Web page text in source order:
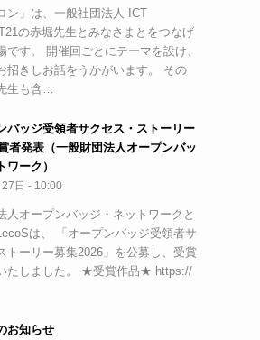
ン」は、一般社団法人 ICT
の赤堀先生とみなさまとをつなげ
です。 開催回ごとにテーマを設け、
招きしお話をうかがいます。 その
生も含…
バッジ受領者サクセス・ストーリー
者発表（一般財団法人オープンバッ
ワーク）
日 - 10:00
人オープンバッジ・ネットワークと
は、 「オープンバッジ受領者サ
トーリー募集2026」を公募し、受賞
たしました。 ★受賞作品★ https://
お知らせ